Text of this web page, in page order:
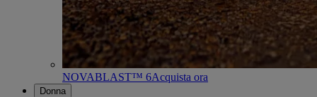
NOVABLAST™ 6Acquista ora
Donna